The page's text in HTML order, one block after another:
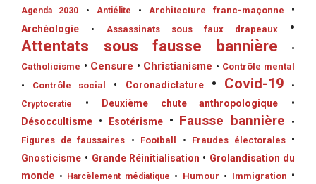
Agenda 2030 • Antiélite • Architecture franc-maçonne
•
Archéologie
• Assassinats sous faux drapeaux
•
Attentats sous fausse bannière
•
Catholicisme • Censure • Christianisme • Contrôle mental
•
Contrôle social • Coronadictature • Covid-19
•
Cryptocratie
• Deuxième chute anthropologique
•
Désoccultisme
• Esotérisme • Fausse bannière
•
Figures de faussaires
• Football • Fraudes électorales
•
Gnosticisme • Grande Réinitialisation • Grolandisation du
monde • Harcèlement médiatique • Humour • Immigration •